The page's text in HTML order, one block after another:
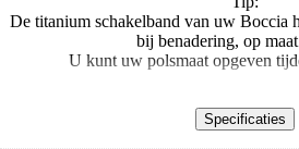
De titanium schakelband van uw Boccia
bij benadering, op
U kunt uw polsmaat opgeven
Specificaties